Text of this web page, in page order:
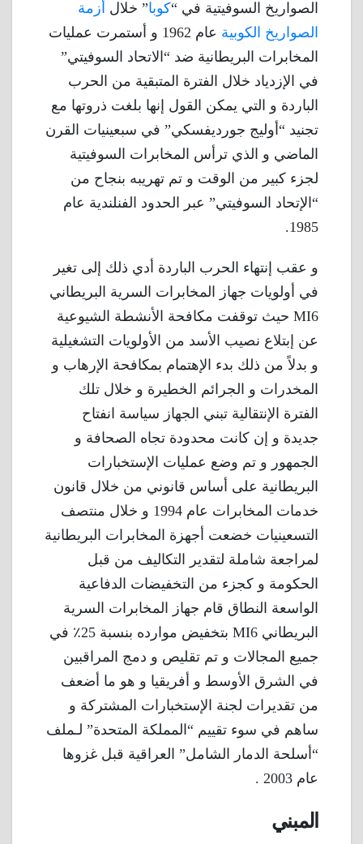
الصواريخ السوفيتية في “كوبا” خلال أزمة
الصواريخ الكوبية
عام 1962 و أستمرت عمليات
المخابرات البريطانية ضد “الاتحاد السوفيتي”
في الإزدياد خلال الفترة المتبقية من الحرب
الباردة و التي يمكن القول إنها بلغت ذروتها مع
تجنيد “أوليج جورديفسكي” في سبعينيات القرن
الماضي و الذي ترأس المخابرات السوفيتية
لجزء كبير من الوقت و تم تهريبه بنجاح من
“الإتحاد السوفيتي” عبر الحدود الفنلندية عام
1985.
و عقب إنتهاء الحرب الباردة أدي ذلك إلى تغير
في أولويات جهاز المخابرات السرية البريطاني
MI6 حيث توقفت مكافحة الأنشطة الشيوعية
عن إبتلاع نصيب الأسد من الأولويات التشغيلية
و بدلاً من ذلك بدء الإهتمام بمكافحة الإرهاب و
المخدرات و الجرائم الخطيرة و خلال تلك
الفترة الإنتقالية تبني الجهاز سياسة انفتاح
جديدة و إن كانت محدودة تجاه الصحافة و
الجمهور و تم وضع عمليات الإستخبارات
البريطانية على أساس قانوني من خلال قانون
خدمات المخابرات عام 1994 و خلال منتصف
التسعينيات خضعت أجهزة المخابرات البريطانية
لمراجعة شاملة لتقدير التكاليف من قبل
الحكومة و كجزء من التخفيضات الدفاعية
الواسعة النطاق قام جهاز المخابرات السرية
البريطاني MI6 بتخفيض موارده بنسبة 25٪ في
جميع المجالات و تم تقليص و دمج المراقبين
في الشرق الأوسط و أفريقيا و هو ما أضعف
من تقديرات لجنة الإستخبارات المشتركة و
ساهم في سوء تقييم “المملكة المتحدة” لـملف
“أسلحة الدمار الشامل” العراقية قبل غزوها
عام 2003 .
المبني